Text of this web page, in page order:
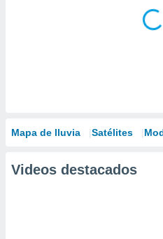
Mapa de lluvia Satélites
Videos destacados